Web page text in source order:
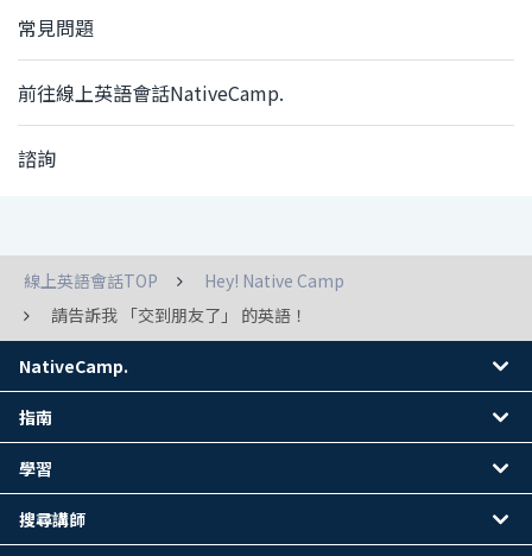
常見問題
前往線上英語會話NativeCamp.
諮詢
線上英語會話TOP
Hey! Native Camp
請告訴我 「交到朋友了」 的英語！
NativeCamp.
指南
學習
搜尋講師